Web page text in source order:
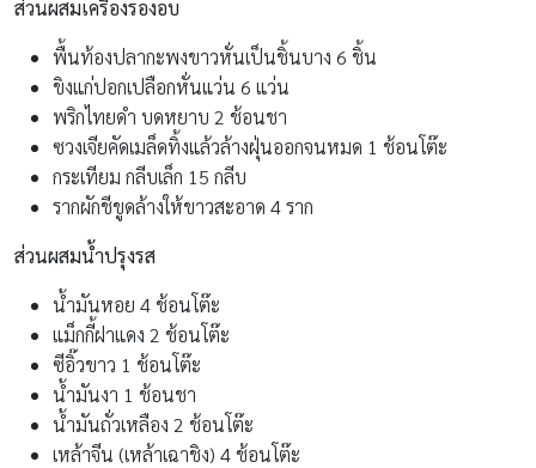
ส่วนผสมเครื่องรองอบ
พื้นท้องปลากะพงขาวหั่นเป็นชิ้นบาง 6 ชิ้น
ขิงแก่ปอกเปลือกหั่นแว่น 6 แว่น
พริกไทยดำ บดหยาบ 2 ช้อนชา
ซวงเจียคัดเมล็ดทิ้งแล้วล้างฝุ่นออกจนหมด 1 ช้อนโต๊ะ
กระเทียม กลีบเล็ก 15 กลีบ
รากผักชีขูดล้างให้ขาวสะอาด 4 ราก
ส่วนผสมน้ำปรุงรส
น้ำมันหอย 4 ช้อนโต๊ะ
แม็กกี้ฝาแดง 2 ช้อนโต๊ะ
ซีอิ๊วขาว 1 ช้อนโต๊ะ
น้ำมันงา 1 ช้อนชา
น้ำมันถั่วเหลือง 2 ช้อนโต๊ะ
เหล้าจีน (เหล้าเฉาชิง) 4 ช้อนโต๊ะ